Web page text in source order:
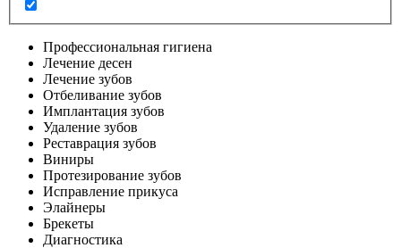
Профессиональная гигиена
Лечение десен
Лечение зубов
Отбеливание зубов
Имплантация зубов
Удаление зубов
Реставрация зубов
Виниры
Протезирование зубов
Исправление прикуса
Элайнеры
Брекеты
Диагностика